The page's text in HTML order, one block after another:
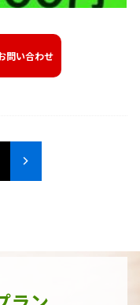
問い合わせ